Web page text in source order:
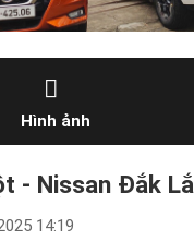
Hình ảnh
- Nissan Đắk
14:19